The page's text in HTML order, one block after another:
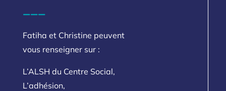
___
Fatiha et Christine peuvent
vous renseigner sur :
L’ALSH du Centre Social,
L’adhésion,